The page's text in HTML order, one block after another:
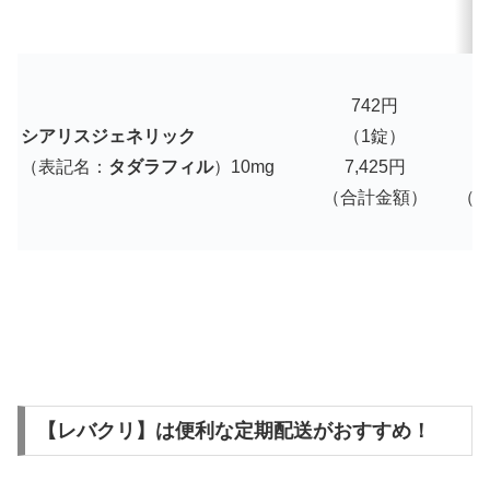
シアリスジェネリック
（表記名： タダラフィル）10mg
742円
（1錠）
7,425円
（合計金額）
（
【レバクリ】は便利な定期配送がおすすめ！